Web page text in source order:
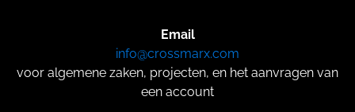
Email
info@crossmarx.com
voor algemene zaken, projecten, en het aanvragen van
een account